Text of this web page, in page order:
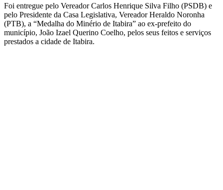
Foi entregue pelo Vereador Carlos Henrique Silva Filho (PSDB) e
pelo Presidente da Casa Legislativa, Vereador Heraldo Noronha
(PTB), a “Medalha do Minério de Itabira” ao ex-prefeito do
município, João Izael Querino Coelho, pelos seus feitos e serviços
prestados a cidade de Itabira.